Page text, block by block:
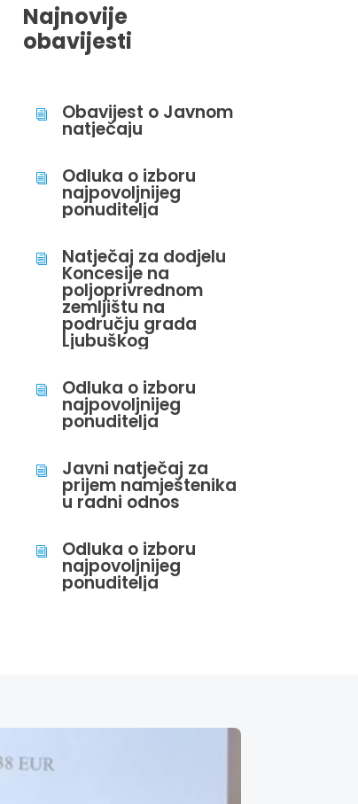
Najnovije
obavijesti
i Obavijest o Javnom
natječaju
i Odluka o izboru
najpovoljnijeg
ponuditelja
i Natječaj za dodjelu
Koncesije na
poljoprivrednom
zemljištu na
području grada
Ljubuškog
i Odluka o izboru
najpovoljnijeg
ponuditelja
i Javni natječaj za
prijem namještenika
u radni odnos
i Odluka o izboru
najpovoljnijeg
ponuditelja